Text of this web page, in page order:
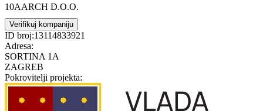
10AARCH D.O.O.
Verifikuj kompaniju
ID broj:13114833921
Adresa:
SORTINA 1A
ZAGREB
Pokrovitelji projekta: